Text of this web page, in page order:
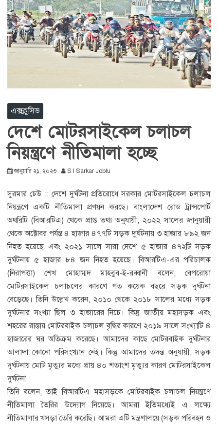
এক্সক্লুসিভ
দেশে মোটরসাইকেল চলাচল
নিয়ন্ত্রণে নীতিমালা হচ্ছে
জানুয়ারি ২১, ২০২৩ S I Sarkar Joblu
সুরমার ঢেউ :: দেশে দুর্ঘটনা প্রতিরোধে সরকার মোটরসাইকেল চলাচল
নিয়ন্ত্রণে একটি নীতিমালা প্রণয়ন করছে। বাংলাদেশ রোড ট্রান্সপোর্ট
অথরিটি (বিআরটিএ) থেকে প্রাপ্ত তথ্য অনুযায়ী, ২০২২ সালের জানুয়ারী
থেকে অক্টোবর পর্যন্ত ৪ হাজার ৪৭৭টি সড়ক দুর্ঘটনায় ৩ হাজার ৮৯২ জন
নিহত হয়েছে এবং ২০২১ সালে সারা দেশে ৫ হাজার ৪৭২টি সড়ক
দুর্ঘটনায় ৫ হাজার ৮৪ জন নিহত হয়েছে। বিআরটিএ-এর পরিচালক
(নিরাপত্তা) শেখ মোহাম্মদ মাহবুব-ই-রব্বানী বলেন, বেপরোয়া
মোটরসাইকেল চলাচলের কারণে গত কয়েক বছরে সড়ক দুর্ঘটনা
বেড়েছে। তিনি উল্লেখ করেন, ২০১০ থেকে ২০১৮ সালের মধ্যে সড়ক
দুর্ঘটনার সংখ্যা ছিল ৩ হাজারের নিচে। কিন্তু জাতীয় মহাসড়ক এবং
শহরের রাস্তায় মোটরবাইক চলাচল বৃদ্ধির কারণে ২০১৯ সালে সংখ্যাটি ৪
হাজারের ঘর অতিক্রম করেছে। আমাদের কাছে মোটরবাইক দুর্ঘটনার
আলাদা কোনো পরিসংখ্যান নেই। কিন্তু আমাদের তদন্ত অনুযায়ী, সড়ক
দুর্ঘটনায় মোট মৃত্যুর মধ্যে প্রায় ৪০ শতাংশ মৃত্যুর কারণ মোটরসাইকেল
দুর্ঘটনা।
তিনি বলেন, তাই বিআরটিএ মহাসড়কে মোটরবাইক চলাচল নিয়ন্ত্রণে
নীতিমালা তৈরির উদ্যোগ নিয়েছে। আমরা ইতিমধ্যেই এ লক্ষ্যে
নীতিমালার খসড়া তৈরি করেছি। আমরা এটি মন্ত্রণালয়ে (সড়ক পরিবহন ও